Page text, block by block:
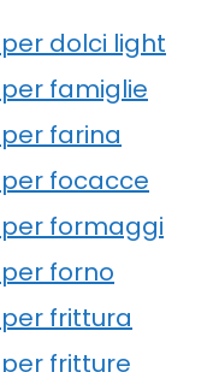
dolci light
famiglie
farina
focacce
formaggi
forno
frittura
fritture